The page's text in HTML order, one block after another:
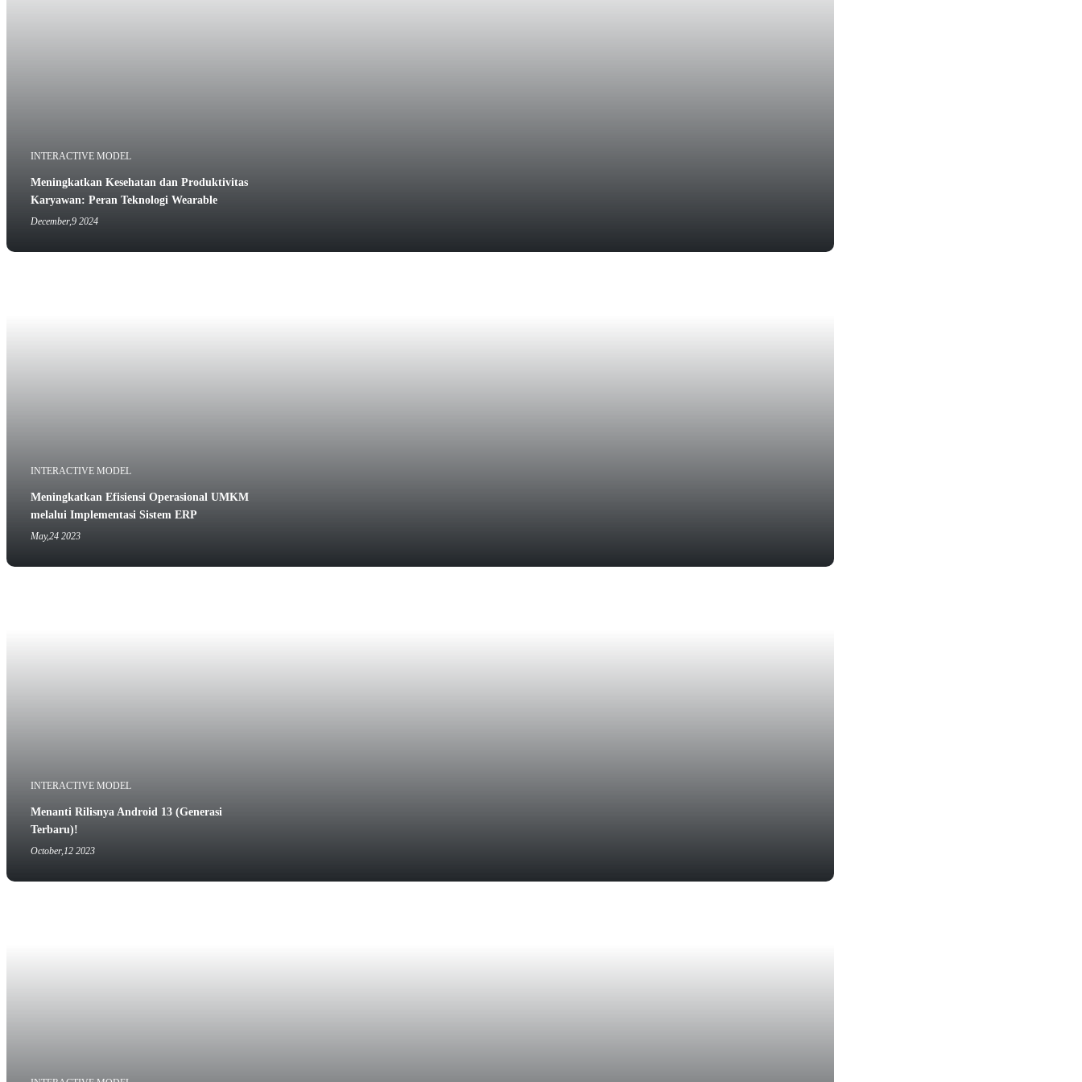
INTERACTIVE MODEL
Meningkatkan Kesehatan dan Produktivitas
Karyawan: Peran Teknologi Wearable
December,9 2024
INTERACTIVE MODEL
Meningkatkan Efisiensi Operasional UMKM
melalui Implementasi Sistem ERP
May,24 2023
INTERACTIVE MODEL
Menanti Rilisnya Android 13 (Generasi
Terbaru)!
October,12 2023